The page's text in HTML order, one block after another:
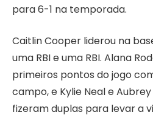
para 6-1 na temporada.
Caitlin Cooper liderou na
uma RBI e uma RBI. Alana
primeiros pontos do jogo
campo, e Kylie Neal e
fizeram duplas para levar a